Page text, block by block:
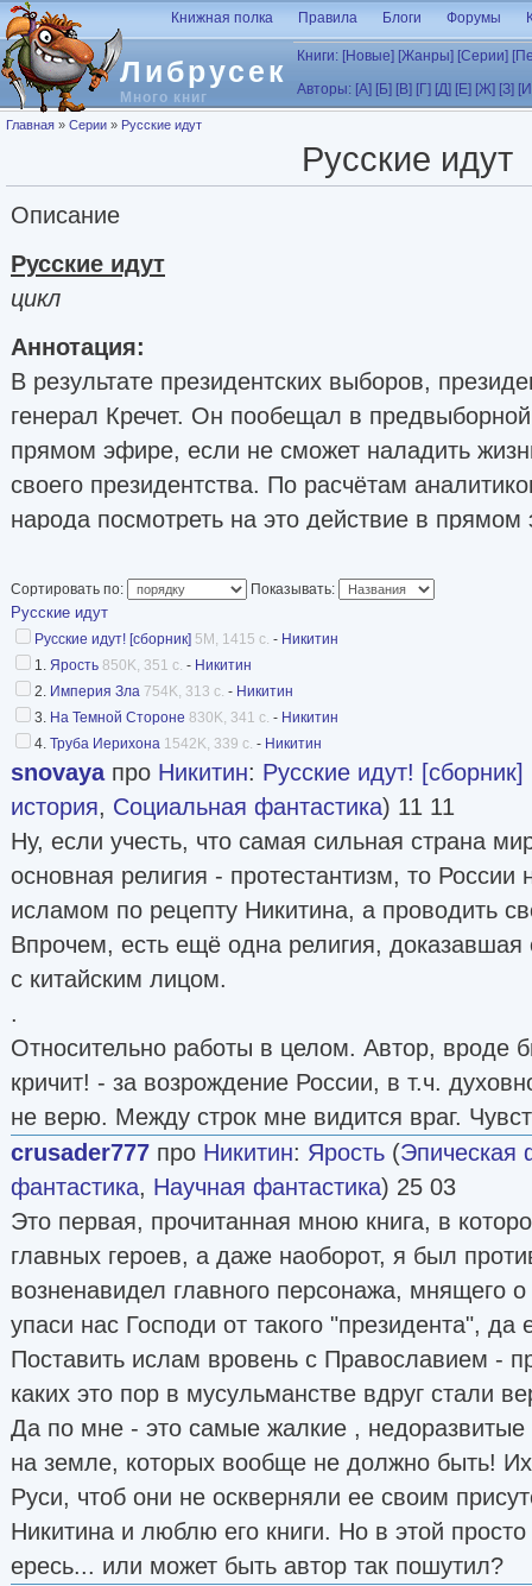
Перейти к основному содержанию
Либрусек
Много книг
Книжная полка Правила Блоги Форумы
Книги: [Новые] [Жанры] [Серии]
Авторы: [А] [Б] [В] [Г] [Д] [Е] [Ж] [З]
Вы здесь
Главная » Серии » Русские идут
Русские идут
Описание
Русские идут
цикл
Аннотация:
В результате президентских выборов,
генерал Кречет. Он пообещал в предвыборной
прямом эфире, если не сможет наладить
своего президентства. По расчётам
народа посмотреть на это действие в
неожиданный поступок — включил в свою
в узких кругах учёного-футуролога...
© Kurok
Сортировать по: Показывать:
Русские идут
Русские идут! [сборник] 5M, 1415 с. - Никитин
1. Ярость 850K, 351 с. - Никитин
2. Империя Зла 754K, 313 с. - Никитин
3. На Темной Стороне 830K, 341 с. - Никитин
4. Труба Иерихона 1542K, 339 с. - Никитин
snovayaпро Никитин: Русские идут! [сборник]
история, Социальная фантастика) 11 11
Ну, если учесть, что самая сильная страна
основная религия - протестантизм, то России
исламом по рецепту Никитина, а проводить
Впрочем, есть ещё одна религия,
с китайским лицом.
.
Относительно работы в целом. Автор, вроде
кричит! - за возрождение России, в т.ч.
не верю. Между строк мне видится враг.
crusader777 про Никитин: Ярость (Эпическая
фантастика, Научная фантастика) 25 03
Это первая, прочитанная мною книга, в
главных героев, а даже наоборот, я был
возненавидел главного персонажа, мнящего
упаси нас Господи от такого "президента",
Поставить ислам вровень с Православием -
каких это пор в мусульманстве вдруг стали
Да по мне - это самые жалкие , недоразвитые
на земле, которых вообще не должно быть!
Руси, чтоб они не оскверняли ее своим
Никитина и люблю его книги. Но в этой
ересь... или может быть автор так пошутил?